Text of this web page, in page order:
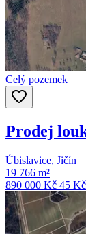
Celý pozemek
Prodej
Úbislavice, Jičín
19 766 m²
890 000 Kč 45